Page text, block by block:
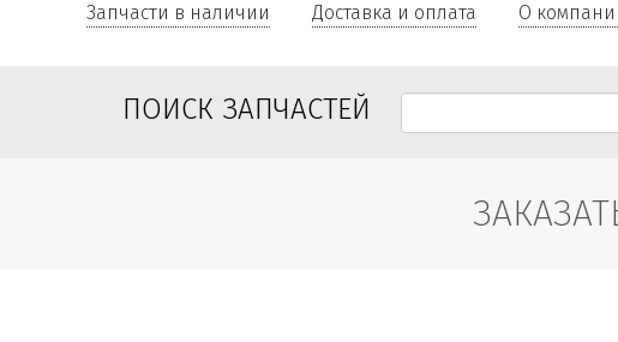
Запчасти в наличии Доставка и оплата О
ПОИСК ЗАПЧАСТЕЙ